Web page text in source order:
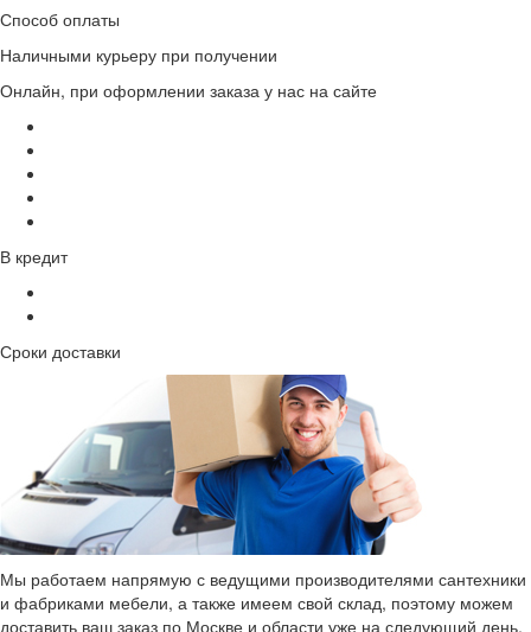
Способ оплаты
Наличными курьеру при получении
Онлайн, при оформлении заказа у нас на сайте
В кредит
Сроки доставки
Мы работаем напрямую с ведущими производителями сантехники
и фабриками мебели, а также имеем свой склад, поэтому можем
доставить ваш заказ по Москве и области уже на следующий день,